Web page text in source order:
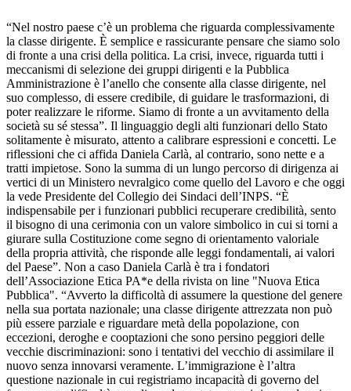
“Nel nostro paese c’è un problema che riguarda complessivamente
la classe dirigente. È semplice e rassicurante pensare che siamo solo
di fronte a una crisi della politica. La crisi, invece, riguarda tutti i
meccanismi di selezione dei gruppi dirigenti e la Pubblica
Amministrazione è l’anello che consente alla classe dirigente, nel
suo complesso, di essere credibile, di guidare le trasformazioni, di
poter realizzare le riforme. Siamo di fronte a un avvitamento della
società su sé stessa”. Il linguaggio degli alti funzionari dello Stato
solitamente è misurato, attento a calibrare espressioni e concetti. Le
riflessioni che ci affida Daniela Carlà, al contrario, sono nette e a
tratti impietose. Sono la summa di un lungo percorso di dirigenza ai
vertici di un Ministero nevralgico come quello del Lavoro e che oggi
la vede Presidente del Collegio dei Sindaci dell’INPS. “È
indispensabile per i funzionari pubblici recuperare credibilità, sento
il bisogno di una cerimonia con un valore simbolico in cui si torni a
giurare sulla Costituzione come segno di orientamento valoriale
della propria attività, che risponde alle leggi fondamentali, ai valori
del Paese”. Non a caso Daniela Carlà è tra i fondatori
dell’Associazione Etica PA*e della rivista on line "Nuova Etica
Pubblica". “Avverto la difficoltà di assumere la questione del genere
nella sua portata nazionale; una classe dirigente attrezzata non può
più essere parziale e riguardare metà della popolazione, con
eccezioni, deroghe e cooptazioni che sono persino peggiori delle
vecchie discriminazioni: sono i tentativi del vecchio di assimilare il
nuovo senza innovarsi veramente. L’immigrazione è l’altra
questione nazionale in cui registriamo incapacità di governo del